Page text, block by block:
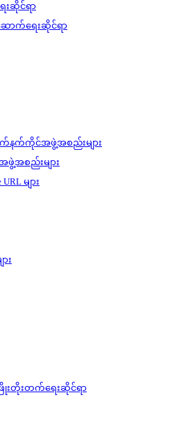
ေးဆိုင်ရာ
က်ရေးဆိုင်ရာ
နက်ကိုင်အဖွဲ့အစည်းများ
ဖွဲ့အစည်းများ
များ
း
းတိုးတက်ရေးဆိုင်ရာ